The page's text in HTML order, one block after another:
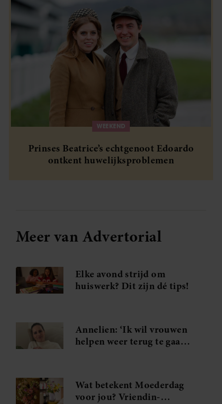
WEEKEND
Prinses Beatrice’s echtgenoot Edoardo
ontkent huwelijksproblemen
Meer van Advertorial
Elke avond strijd om
huiswerk? Dit zijn dé tips!
Annelien: ‘Ik wil vrouwen
helpen weer terug te gaan
Wat betekent Moederdag
voor jou? Vriendin-